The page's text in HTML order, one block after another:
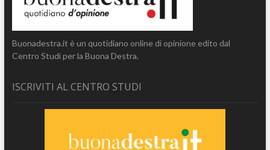
Buonadestra.it è un quotidiano online di opinione edito dal
Centro Studi per la Buona Destra.
ISCRIVITI AL CENTRO STUDI